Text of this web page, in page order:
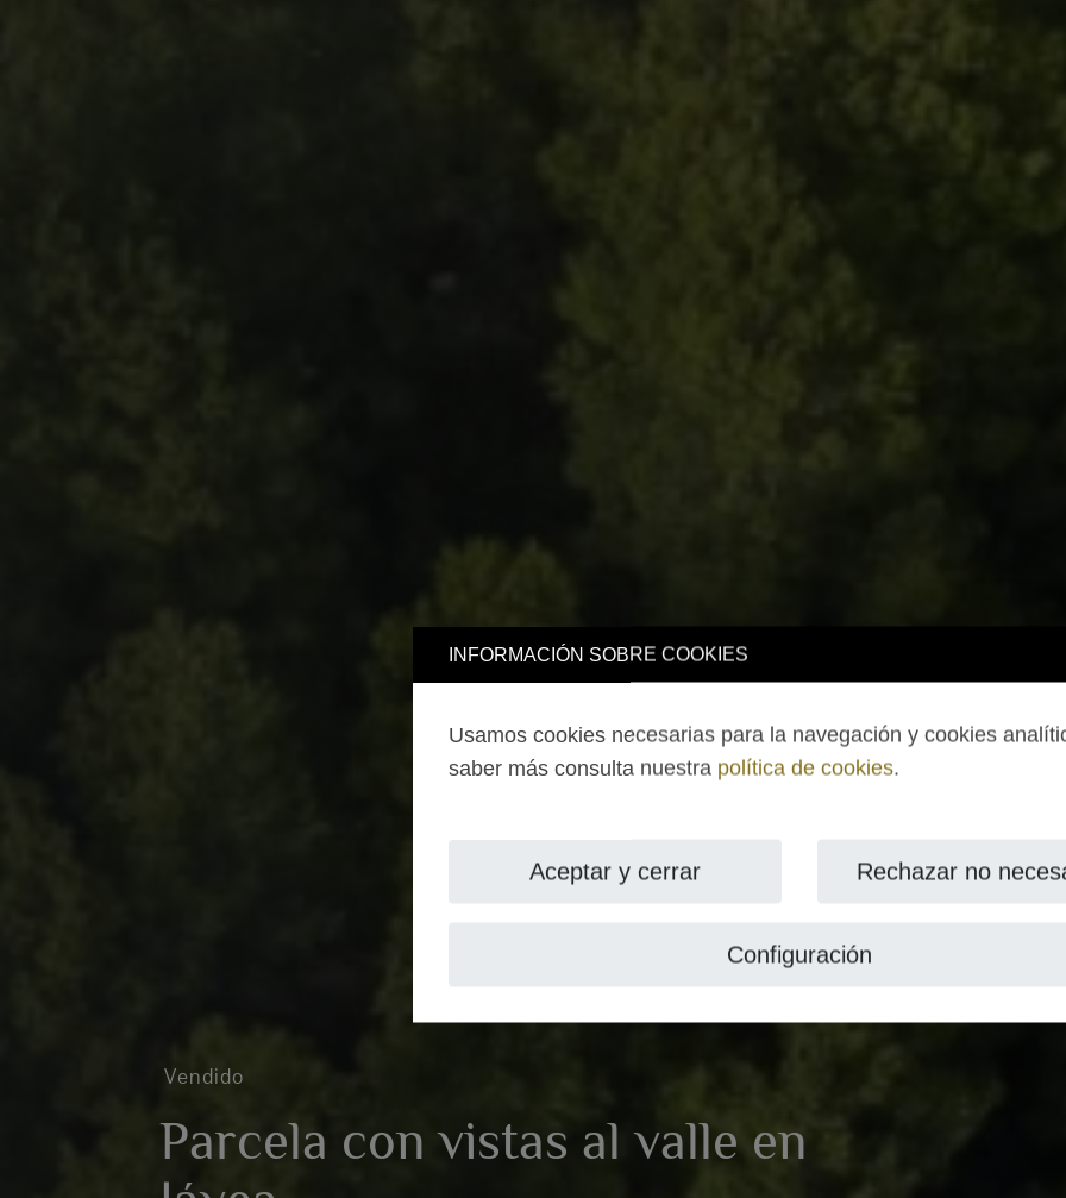
INFORMACIÓN SOBRE COOKIES
Usamos cookies necesarias para la navegación y cookies
saber más consulta nuestra política de cookies.
Aceptar y cerrar Rechazar no
Configuración
Vendido
Parcela con vistas al valle en